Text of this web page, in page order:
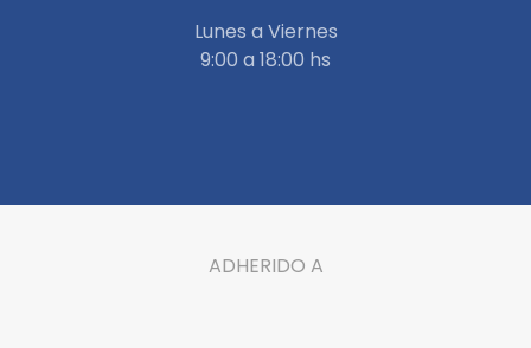
Lunes a Viernes
9:00 a 18:00 hs
ADHERIDO A